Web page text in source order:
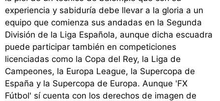
experiencia y sabiduría debe llevar a la gloria a un
equipo que comienza sus andadas en la Segunda
División de la Liga Española, aunque dicha escuadra
puede participar también en competiciones
licenciadas como la Copa del Rey, la Liga de
Campeones, la Europa League, la Supercopa de
España y la Supercopa de Europa. Aunque 'FX
Fútbol' sí cuenta con los derechos de imagen de